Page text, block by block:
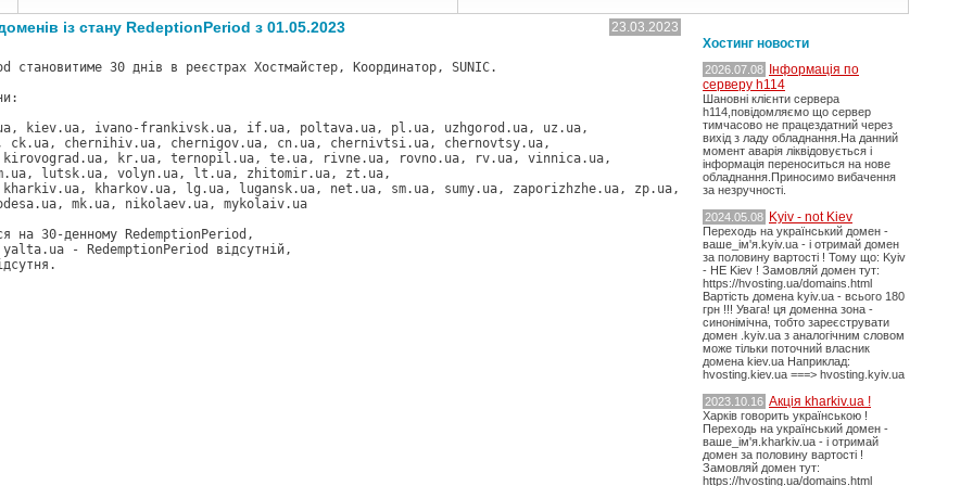
23.03.2023
із стану RedeptionPeriod з 01.05.2023
30 днів в реєстрах Хостмайстер, Координатор, SUNIC.
kiev.ua, ivano-frankivsk.ua, if.ua, poltava.ua, pl.ua, uzhgorod.ua, uz.ua,
ck.ua, chernihiv.ua, chernigov.ua, cn.ua, chernivtsi.ua, chernovtsy.ua,
kirovograd.ua, kr.ua, ternopil.ua, te.ua, rivne.ua, rovno.ua, rv.ua, vinnica.ua,
lutsk.ua, volyn.ua, lt.ua, zhitomir.ua, zt.ua,
kharkov.ua, lg.ua, lugansk.ua, net.ua, sm.ua, sumy.ua, zaporizhzhe.ua, zp.ua,
mk.ua, nikolaev.ua, mykolaiv.ua
на 30-денному RedemptionPeriod,
- RedemptionPeriod відсутній,
Хостинг новости
2026.07.08
Інформація по
серверу h114
Шановні клієнти сервера
h114,повідомляємо що сервер
тимчасово не працездатний через
вихід з ладу обладнання.На данний
момент аварія ліквідовується і
інформація переноситься на нове
обладнання.Приносимо вибачення
за незручності.
2024.05.08 Kyiv - not Kiev
Переходь на український домен -
ваше_ім'я.kyiv.ua - і отримай домен
за половину вартості ! Тому що: Kyiv
- НЕ Kiev ! Замовляй домен тут:
https://hvosting.ua/domains.html
Вартість домена kyiv.ua - всього 180
грн !!! Увага! ця доменна зона -
синонімічна, тобто зареєструвати
домен .kyiv.ua з аналогічним словом
може тільки поточний власник
домена kiev.ua Наприклад:
hvosting.kiev.ua ===> hvosting.kyiv.ua
2023.10.16 Акція kharkiv.ua !
Харків говорить українською !
Переходь на український домен -
ваше_ім'я.kharkiv.ua - і отримай
домен за половину вартості !
Замовляй домен тут:
https://hvosting.ua/domains.html